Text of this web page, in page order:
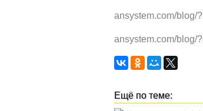
ansystem.com/blog/
ansystem.com/blog/